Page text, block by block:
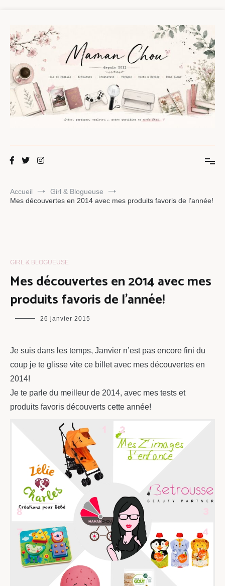
contenu
Maman Chou
Accueil
Girl & Blogueuse
Mes découvertes en 2014 avec mes produits favoris de l’année!
GIRL & BLOGUEUSE
Mes découvertes en 2014 avec mes
produits favoris de l’année!
maman
26 janvier 2015
Je suis dans les temps, Janvier n’est pas encore fini du
coup je te glisse vite ce billet avec mes découvertes en
2014!
Je te parle du meilleur de 2014, avec mes tests et
produits favoris découverts cette année!